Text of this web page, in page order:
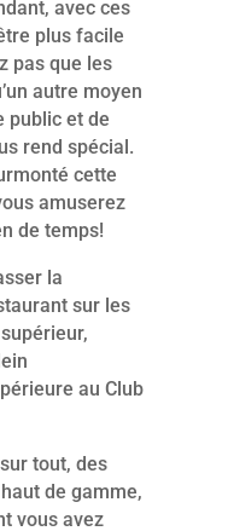
avec ces
plus facile
pas que les
autre moyen
public et de
rend spécial.
cette
amuserez
de temps!
la
sur les
au Club
tout, des
de gamme,
vous avez